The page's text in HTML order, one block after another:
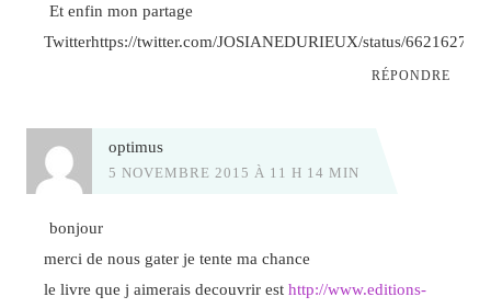
Et enfin mon partage
Twitterhttps://twitter.com/JOSIANEDURIEUX/status/
RÉPONDRE
optimus
5 NOVEMBRE 2015 À 11 H 14 MIN
bonjour
merci de nous gater je tente ma chance
le livre que j aimerais decouvrir esthttp://www.editions-